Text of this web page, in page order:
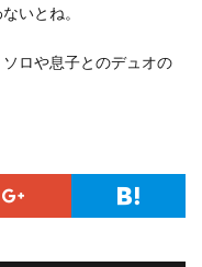
いとね。
ロや息子とのデュオの